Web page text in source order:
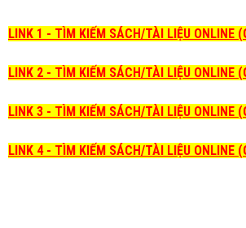
LINK 1 - TÌM KIẾM SÁCH/TÀI LIỆU ONLINE
LINK 2 - TÌM KIẾM SÁCH/TÀI LIỆU ONLINE
LINK 3 - TÌM KIẾM SÁCH/TÀI LIỆU ONLINE
LINK 4 - TÌM KIẾM SÁCH/TÀI LIỆU ONLINE